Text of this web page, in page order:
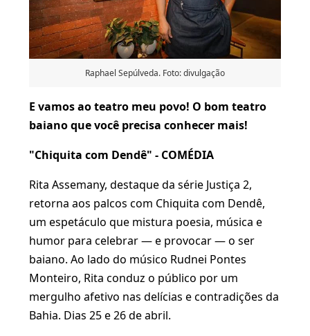
Raphael Sepúlveda. Foto: divulgação
E vamos ao teatro meu povo! O bom teatro
baiano que você precisa conhecer mais!
"Chiquita com Dendê" - COMÉDIA
Rita Assemany, destaque da série Justiça 2,
retorna aos palcos com Chiquita com Dendê,
um espetáculo que mistura poesia, música e
humor para celebrar — e provocar — o ser
baiano. Ao lado do músico Rudnei Pontes
Monteiro, Rita conduz o público por um
mergulho afetivo nas delícias e contradições da
Bahia. Dias 25 e 26 de abril.